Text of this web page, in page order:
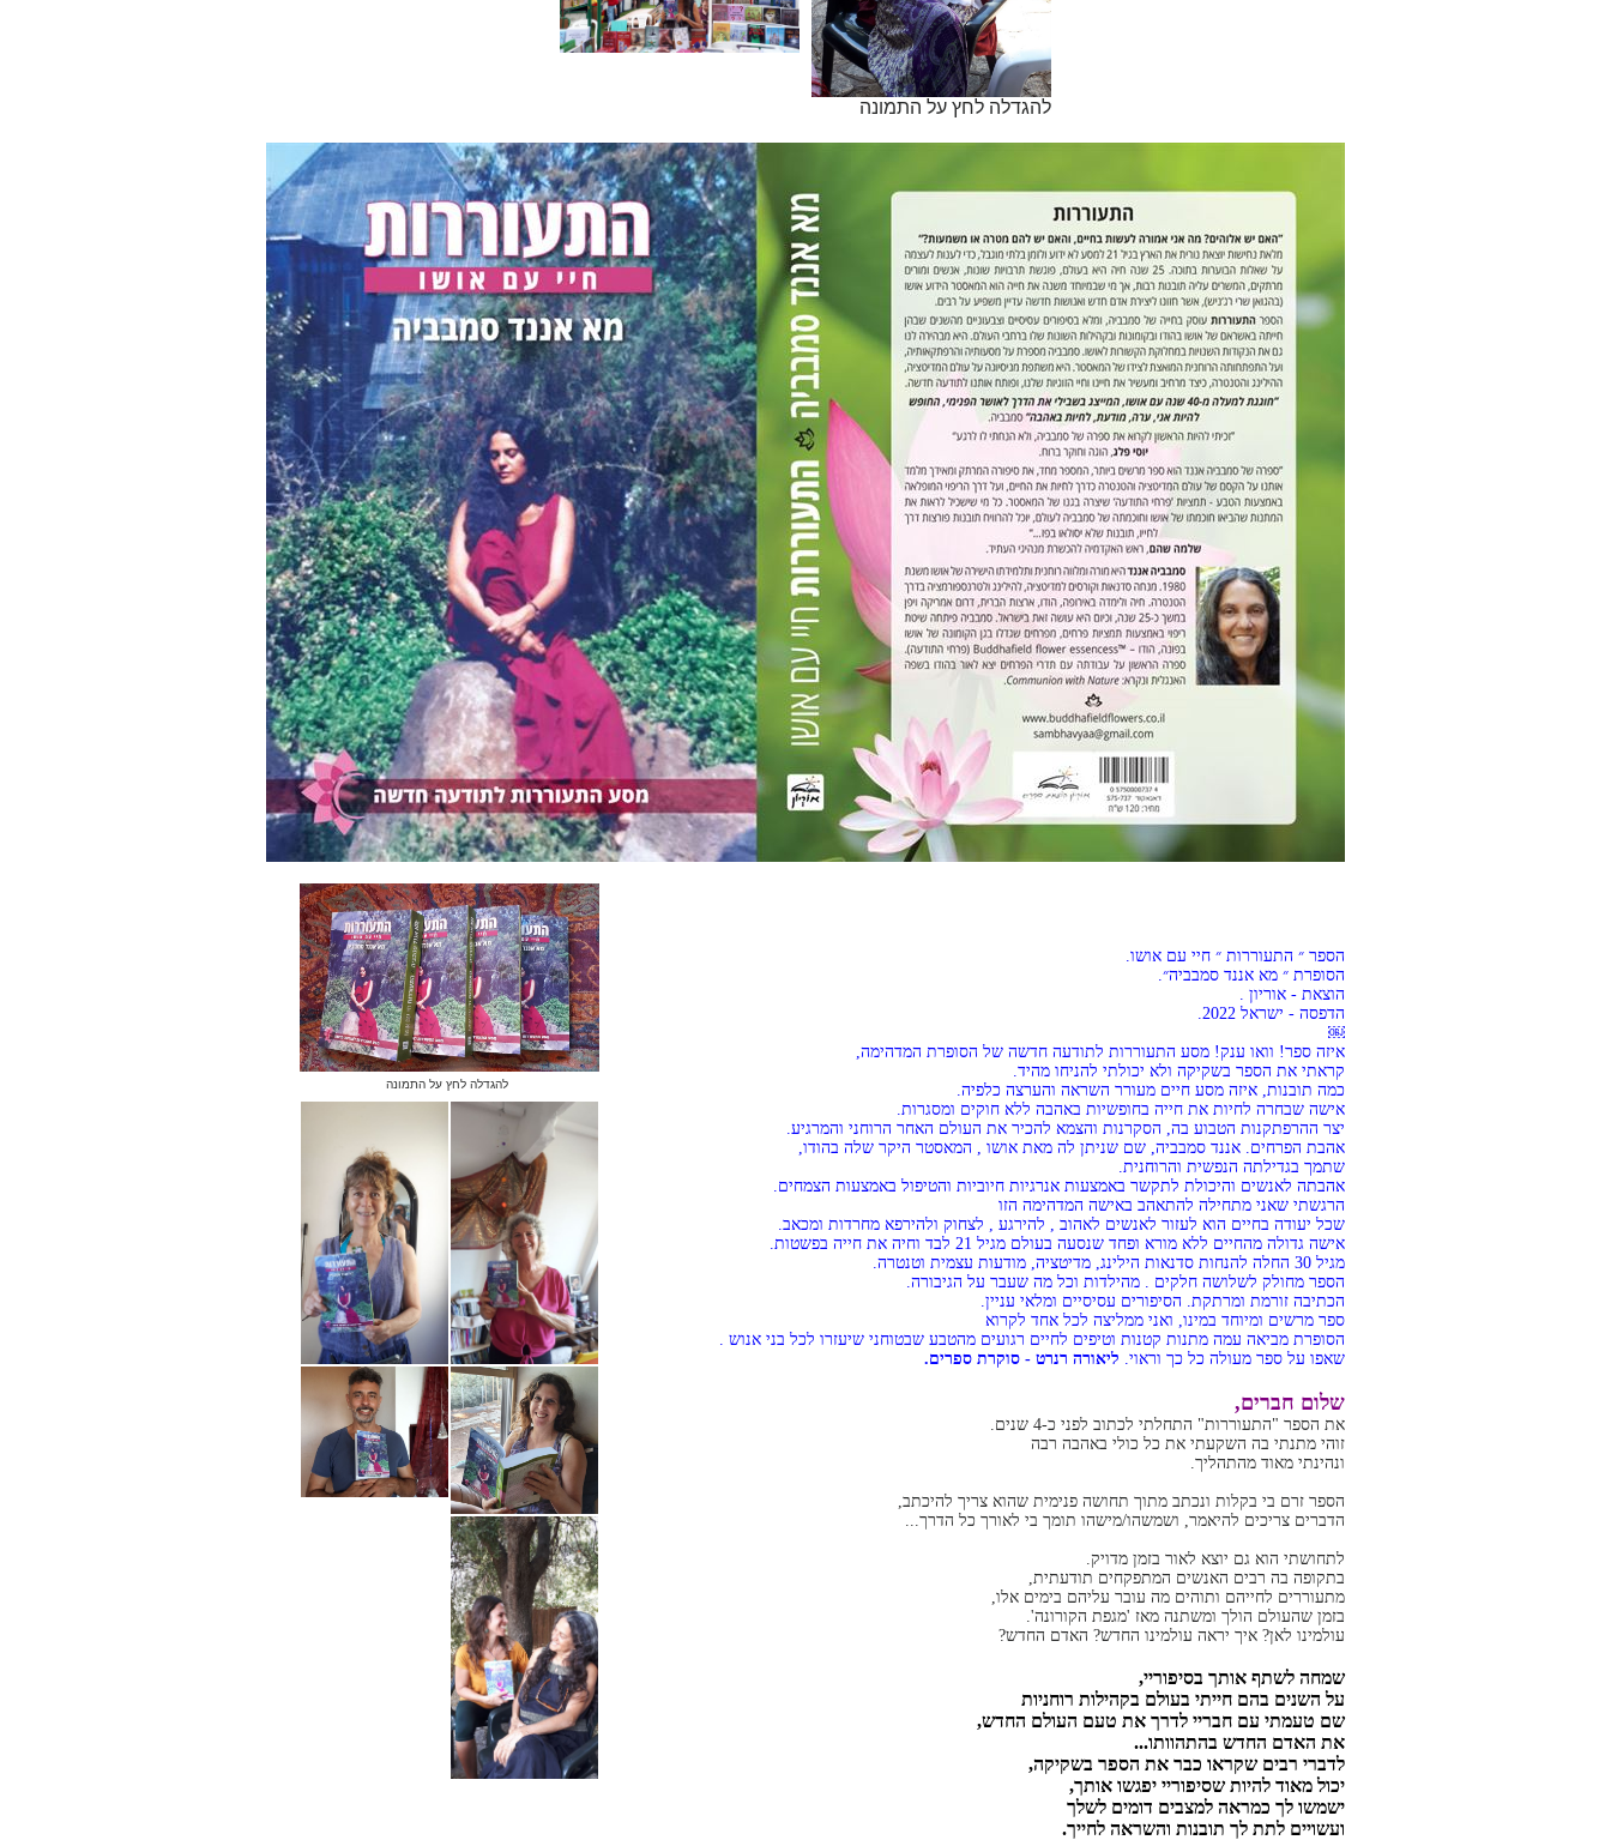
להגדלה לחץ על התמונה
הספר ״ התעוררות ״ חיי עם אושו.
הסופרת ״ מא אננד סמבביה״.
הוצאת - אוריון .
הדפסה - ישראל 2022.
￼
איזה ספר! וואו ענק! מסע התעוררות לתודעה חדשה של הסופרת המדהימה,
קראתי את הספר בשקיקה ולא יכולתי להניחו מהיד.
כמה תובנות, איזה מסע חיים מעורר השראה והערצה כלפיה.
אישה שבחרה לחיות את חייה בחופשיות באהבה ללא חוקים ומסגרות.
יצר ההרפתקנות הטבוע בה, הסקרנות והצמא להכיר את העולם האחר הרוחני והמרגיע.
אהבת הפרחים. אננד סמבביה, שם שניתן לה מאת אושו , המאסטר היקר שלה בהודו,
שתמך בגדילתה הנפשית והרוחנית.
אהבתה לאנשים והיכולת לתקשר באמצעות אנרגיות חיוביות והטיפול באמצעות הצמחים.
הרגשתי שאני מתחילה להתאהב באישה המדהימה הזו
שכל יעודה בחיים הוא לעזור לאנשים לאהוב , להירגע , לצחוק ולהירפא מחרדות ומכאב.
אישה גדולה מהחיים ללא מורא ופחד שנסעה בעולם מגיל 21 לבד וחיה את חייה בפשטות.
מגיל 30 החלה להנחות סדנאות הילינג, מדיטציה, מודעות עצמית וטנטרה.
הספר מחולק לשלושה חלקים . מהילדות וכל מה שעבר על הגיבורה.
הכתיבה זורמת ומרתקת. הסיפורים עסיסיים ומלאי עניין.
ספר מרשים ומיוחד במינו, ואני ממליצה לכל אחד לקרוא
הסופרת מביאה עמה מתנות קטנות וטיפים לחיים רגועים מהטבע שבטוחני שיעזרו לכל בני אנוש .
שאפו על ספר מעולה כל כך וראוי. ליאורה רנרט - סוקרת ספרים.
שלום חברים,
את הספר "התעוררות" התחלתי לכתוב לפני כ-4 שנים.
זוהי מתנתי בה השקעתי את כל כולי באהבה רבה
ונהינתי מאוד מהתהליך.
הספר זרם בי בקלות ונכתב מתוך תחושה פנימית שהוא צריך להיכתב,
הדברים צריכים להיאמר, ושמשהו/מישהו תומך בי לאורך כל הדרך...
לתחושתי הוא גם יוצא לאור בזמן מדויק.
בתקופה בה רבים האנשים המתפקחים תודעתית,
מתעוררים לחייהם ותוהים מה עובר עליהם בימים אלו,
בזמן שהעולם הולך ומשתנה מאז 'מגפת הקורונה'.
עולמינו לאן? איך יראה עולמינו החדש? האדם החדש?
שמחה לשתף אותך בסיפוריי,
על השנים בהם חייתי בעולם בקהילות רוחניות
שם טעמתי עם חבריי לדרך את טעם העולם החדש,
את האדם החדש בהתהוותו...
לדברי רבים שקראו כבר את הספר בשקיקה,
יכול מאוד להיות שסיפוריי יפגשו אותך,
ישמשו לך כמראה למצבים דומים לשלך
ועשויים לתת לך תובנות והשראה לחייך.
להגדלה לחץ על התמונה